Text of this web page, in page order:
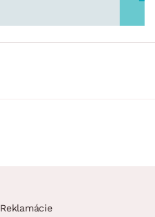
Reklamácie